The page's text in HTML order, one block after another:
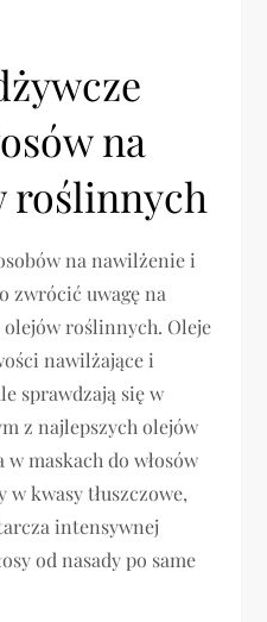
na
roślinnych
na nawilżenie i
zwrócić uwagę na
olejów roślinnych. Oleje
nawilżające i
sprawdzają się w
z najlepszych olejów
maskach do włosów
w kwasy tłuszczowe,
intensywnej
od nasady po same